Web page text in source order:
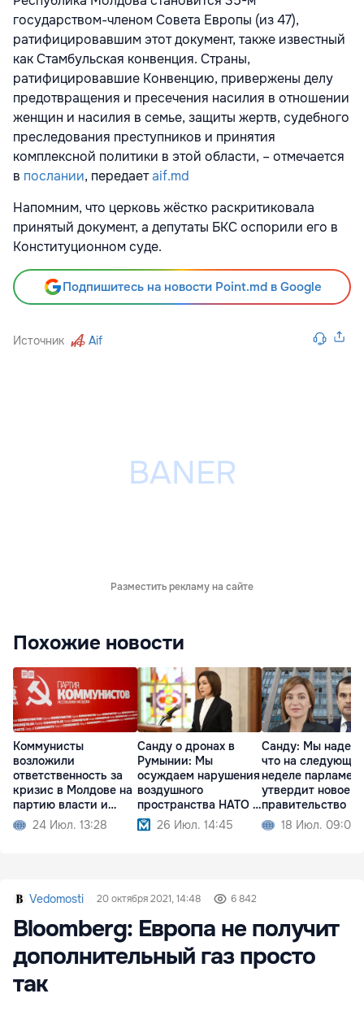
государством-членом Совета Европы (из 47),
ратифицировавшим этот документ, также известный
как Стамбульская конвенция. Страны,
ратифицировавшие Конвенцию, привержены делу
предотвращения и пресечения насилия в отношении
женщин и насилия в семье, защиты жертв, судебного
преследования преступников и принятия
комплексной политики в этой области, – отмечается
в послании, передаетaif.md
Напомним, что церковь жёстко раскритиковала
принятый документ, а депутаты БКС оспорили его в
Конституционном суде.
Подпишитесь на новости Point.md в Google
Источник Aif
Разместить рекламу на сайте
Похожие новости
Коммунисты
возложили
ответственность за
кризис в Молдове на
партию власти и
Санду24 Июл. 13:28
Санду о дронах в
Румынии: Мы
осуждаем нарушения
воздушного
пространства НАТО и
ЕС 26 Июл. 14:45
Санду: Мы
что на
неделе парламент
утвердит новое
правительство
18 Июл. 09:02
Vedomosti 20 октября 2021, 14:48 6 842
Bloomberg: Европа не получит
дополнительный газ просто
так